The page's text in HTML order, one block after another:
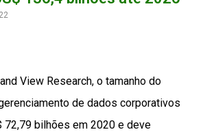
View Research, o tamanho do
de dados corporativos
72,79 bilhões em 2020 e deve